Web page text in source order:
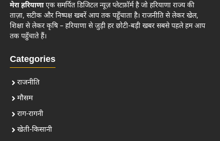
मेरा हरियाणाएक समर्पित डिजिटल न्यूज़ प्लेटफ़ॉर्म है जो हरियाणा राज्य की
ताज़ा, सटीक और निष्पक्ष खबरें आप तक पहुँचाता है। राजनीति से लेकर खेल,
शिक्षा से लेकर कृषि – हरियाणा से जुड़ी हर छोटी-बड़ी खबर सबसे पहले हम आप
तक पहुँचाते हैं।
Categories
राजनीति
मौसम
राग-रागनी
खेती-किसानी